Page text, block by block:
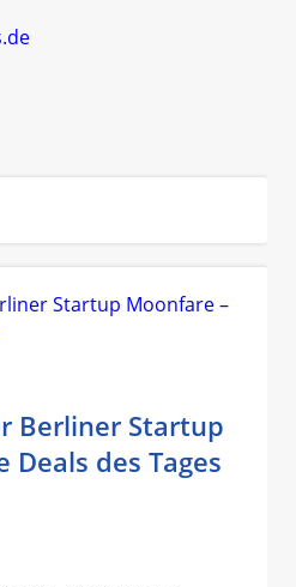
Berliner Startup
Deals des Tages